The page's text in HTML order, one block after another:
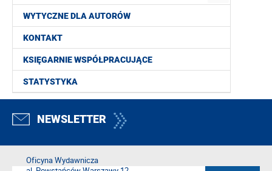
WYTYCZNE DLA AUTORÓW
KONTAKT
KSIĘGARNIE WSPÓŁPRACUJĄCE
STATYSTYKA
NEWSLETTER
Oficyna Wydawnicza